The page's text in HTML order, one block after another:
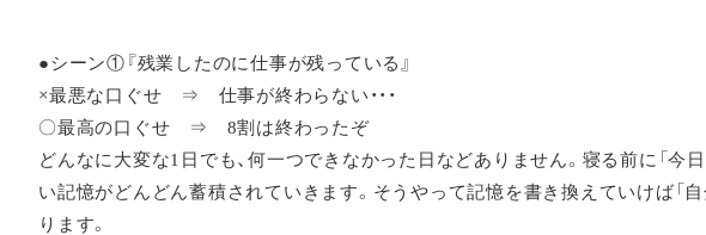
●シーン①『残業したのに仕事が残っている』
×最悪な口ぐせ ⇒ 仕事が終わらない・・・
〇最高の口ぐせ ⇒ 8割は終わったぞ
どんなに大変な1日でも、何一つできなかった日などありません。寝る前に「今
い記憶がどんどん蓄積されていきます。そうやって記憶を書き換えていけば「
ります。